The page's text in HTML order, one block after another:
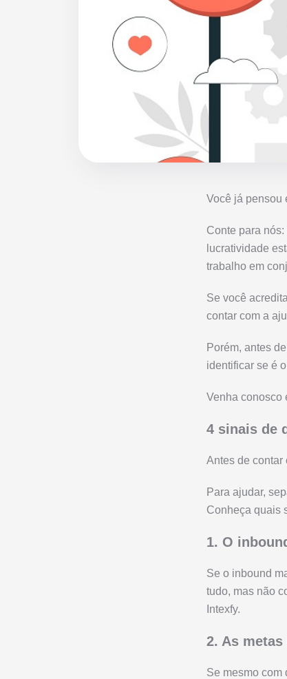
Você já pensou
Conte para
lucratividade
trabalho em
Se você
contar com a
Porém, antes
identificar se é
Venha conosco
4 sinais de
Antes de contar
Para ajudar,
Conheça quais
1. O
Se o inbound
tudo, mas não
Intexfy.
2. As
Se mesmo com